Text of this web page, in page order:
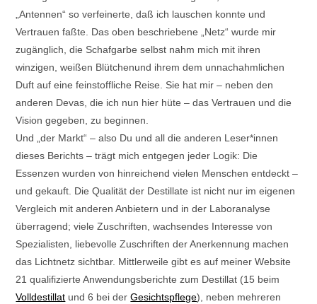
„Antennen“ so verfeinerte, daß ich lauschen konnte und
Vertrauen faßte. Das oben beschriebene „Netz“ wurde mir
zugänglich, die Schafgarbe selbst nahm mich mit ihren
winzigen, weißen Blütchenund ihrem dem unnachahmlichen
Duft auf eine feinstoffliche Reise. Sie hat mir – neben den
anderen Devas, die ich nun hier hüte – das Vertrauen und die
Vision gegeben, zu beginnen.
Und „der Markt“ – also Du und all die anderen Leser*innen
dieses Berichts – trägt mich entgegen jeder Logik: Die
Essenzen wurden von hinreichend vielen Menschen entdeckt –
und gekauft. Die Qualität der Destillate ist nicht nur im eigenen
Vergleich mit anderen Anbietern und in der Laboranalyse
überragend; viele Zuschriften, wachsendes Interesse von
Spezialisten, liebevolle Zuschriften der Anerkennung machen
das Lichtnetz sichtbar. Mittlerweile gibt es auf meiner Website
21 qualifizierte Anwendungsberichte zum Destillat (15 beim
Volldestillat und 6 bei derGesichtspflege), neben mehreren